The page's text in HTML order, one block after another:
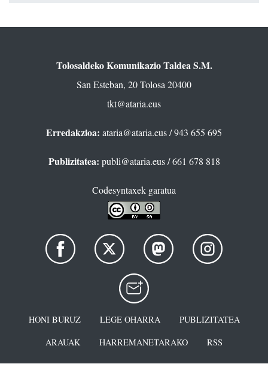
Tolosaldeko Komunikazio Taldea S.M.
San Esteban, 20 Tolosa 20400
tkt@ataria.eus
Erredakzioa: ataria@ataria.eus/ 943 655 695
Publizitatea: publi@ataria.eus/ 661 678 818
Codesyntaxek garatua
HONI BURUZ LEGE OHARRA
PUBLIZITATEA
ARAUAK
HARREMANETARAKO RSS